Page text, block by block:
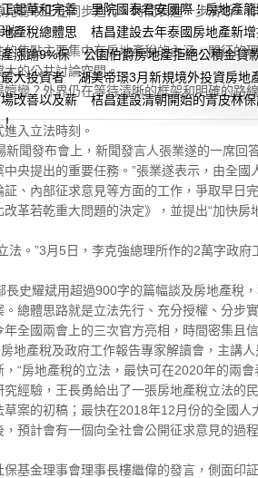
起草和完善
里院國泰君安國際：房地產
產稅總體思
桔昌建設去年泰國房地產新
漲踰9%保
公園伯爵房地產拒絕公積金貸
大投資者
湖美帝璟3月新規境外投資房地
改善以及薪
桔昌建設清朝開始的青皮林
聽取正在同步進行，時間表進一步清晰。
破。
點主要集中在房地產稅的內涵、開征的
的公共討論空間。
？外界仍在等待清晰的框架和明確的路線
入立法時刻。
發布會上，新聞發言人張業遂的一席回
央提出的重要任務。”張業遂表示，由全
、內部征求意見等方面的工作，爭取早日
革若乾重大問題的決定》，並提出“加快
。”3月5日，李克強總理所作的2萬字政府
耀斌用超過900字的篇幅談及房地產稅，
總體思路就是立法先行、充分授權、分步實
國兩會上的三次官方亮相，時間密集且信
產稅及政府工作報告專家解讀會，主講人
“房地產稅的立法，最快可在2020年的兩會
驗，王長勇給出了一張房地產稅立法的民
的初稿；最快在2018年12月份的全國人
預計會有一個向全社會公開征求意見的過
金理事會理事長樓繼偉的發言，側面印